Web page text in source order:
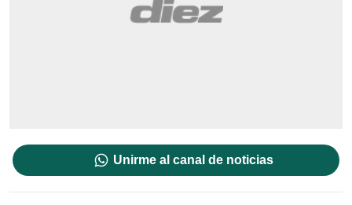
Unirme al canal de noticias